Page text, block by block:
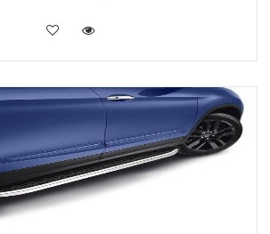
KOUPIT